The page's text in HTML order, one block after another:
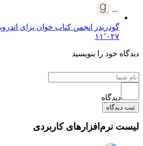
گودریدز انجمن کتاب خوان برای
۱۱٬۰۲۷
دیدگاه خود را بنویسید
دیدگاه
ثبت دیدگاه
لیست نرم‌افزارهای کاربردی